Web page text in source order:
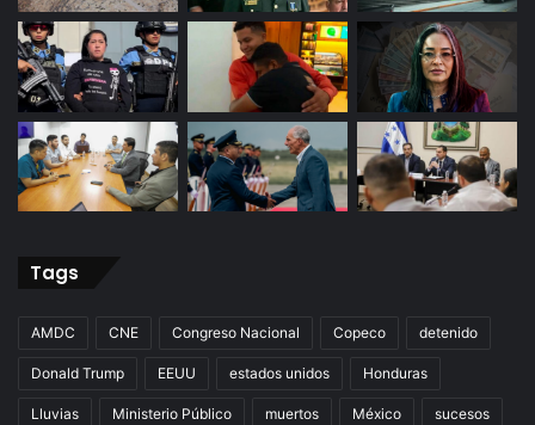
Tags
AMDC CNE Congreso Nacional Copeco detenido
Donald Trump EEUU estados unidos Honduras
Lluvias Ministerio Público muertos México sucesos